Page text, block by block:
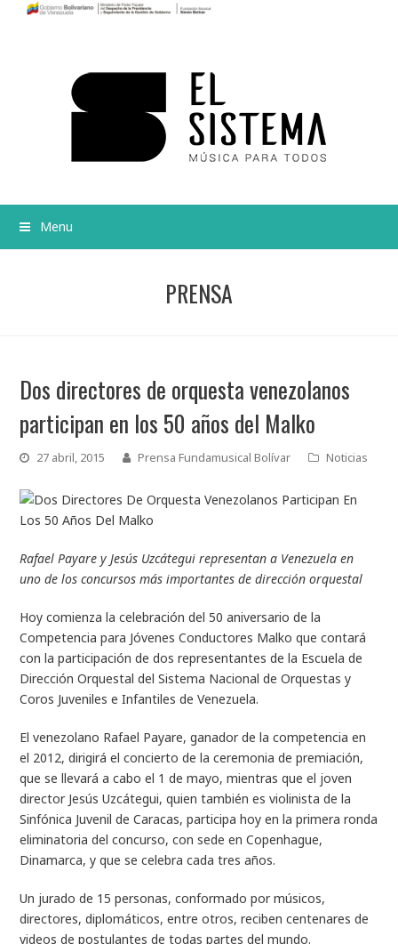
Menu
PRENSA
Dos directores de orquesta venezolanos
participan en los 50 años del Malko
27 abril, 2015 Prensa Fundamusical Bolívar Noticias
Rafael Payare y Jesús Uzcátegui representan a Venezuela en
uno de los concursos más importantes de dirección orquestal
Hoy comienza la celebración del 50 aniversario de la
Competencia para Jóvenes Conductores Malko que contará
con la participación de dos representantes de la Escuela de
Dirección Orquestal del Sistema Nacional de Orquestas y
Coros Juveniles e Infantiles de Venezuela.
El venezolano Rafael Payare, ganador de la competencia en
el 2012, dirigirá el concierto de la ceremonia de premiación,
que se llevará a cabo el 1 de mayo, mientras que el joven
director Jesús Uzcátegui, quien también es violinista de la
Sinfónica Juvenil de Caracas, participa hoy en la primera ronda
eliminatoria del concurso, con sede en Copenhague,
Dinamarca, y que se celebra cada tres años.
Un jurado de 15 personas, conformado por músicos,
directores, diplomáticos, entre otros, reciben centenares de
videos de postulantes de todas partes del mundo.